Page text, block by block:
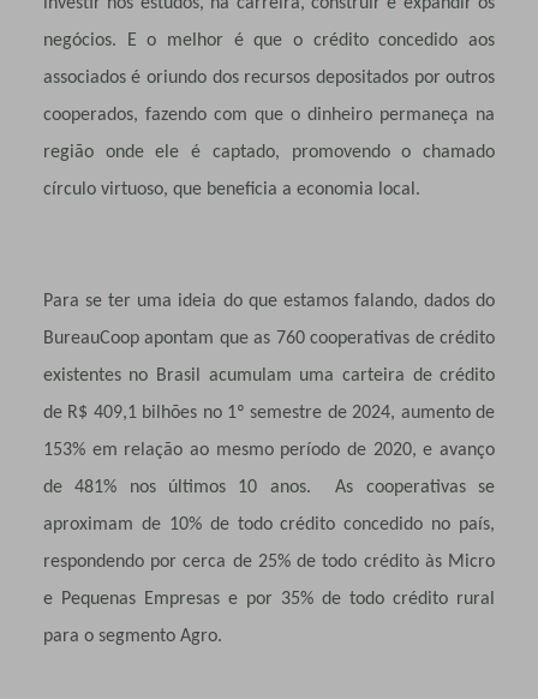
negócios. E o melhor é que o crédito concedido aos
associados é oriundo dos recursos depositados por outros
cooperados, fazendo com que o dinheiro permaneça na
região onde ele é captado, promovendo o chamado
círculo virtuoso, que beneficia a economia local.
Para se ter uma ideia do que estamos falando, dados do
BureauCoop apontam que as 760 cooperativas de crédito
existentes no Brasil acumulam uma carteira de crédito
de R$ 409,1 bilhões no 1º semestre de 2024, aumento de
153% em relação ao mesmo período de 2020, e avanço
de 481% nos últimos 10 anos. As cooperativas se
aproximam de 10% de todo crédito concedido no país,
respondendo por cerca de 25% de todo crédito às Micro
e Pequenas Empresas e por 35% de todo crédito rural
para o segmento Agro.